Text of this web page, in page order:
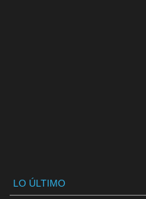
LO ÚLTIMO